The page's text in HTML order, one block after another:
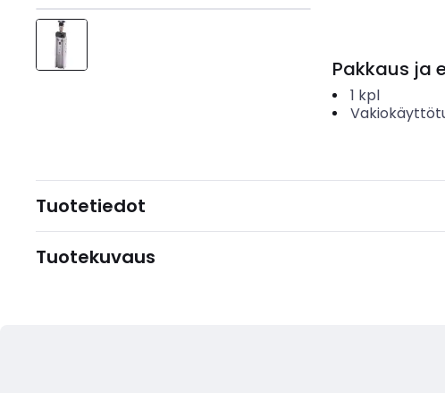
Pakkaus ja
1 kpl
Tuotetiedot
Tuotekuvaus